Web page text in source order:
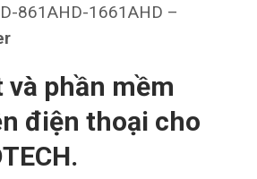
861AHD-1661AHD –
và phần mềm
điện thoại cho